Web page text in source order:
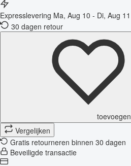
Expresslevering Ma, Aug 10 - Di, Aug 11
30 dagen retour
toevoegen
Vergelijken
Gratis retourneren binnen 30 dagen
Beveiligde transactie